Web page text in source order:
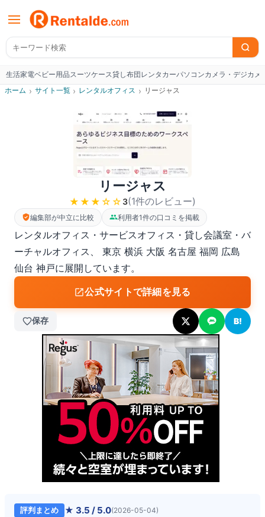
生活家電ベビー用品スーツケース貸し布団レンタカーパソコンカメラ・デジカメ
ホーム › サイト一覧 › レンタルオフィス › リージャス
リージャス
★★★ ☆☆ 3(1件のレビュー)
編集部が中立に比較 利用者1件の口コミを掲載
レンタルオフィス・サービスオフィス・貸し会議室・バ
ーチャルオフィス、 東京 横浜 大阪 名古屋 福岡 広島
仙台 神戸に展開しています。
公式サイトで詳細を見る
保存 B!
評判まとめ ★ 3.5 / 5.0(2026-05-04)